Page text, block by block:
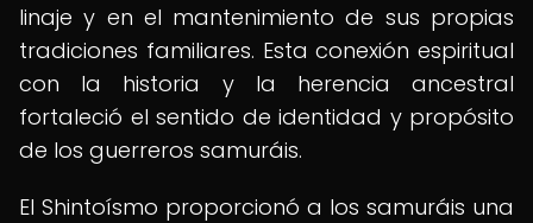
linaje y en el mantenimiento de sus propias
tradiciones familiares. Esta conexión espiritual
con la historia y la herencia ancestral
fortaleció el sentido de identidad y propósito
de los guerreros samuráis.
El Shintoísmo proporcionó a los samuráis una